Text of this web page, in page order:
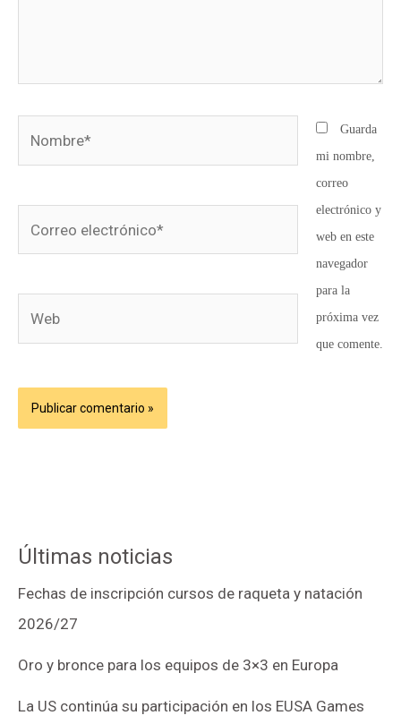
Guarda
mi nombre,
correo
electrónico y
web en este
navegador
para la
próxima vez
que comente.
Últimas noticias
Fechas de inscripción cursos de raqueta y natación
2026/27
Oro y bronce para los equipos de 3×3 en Europa
La US continúa su participación en los EUSA Games